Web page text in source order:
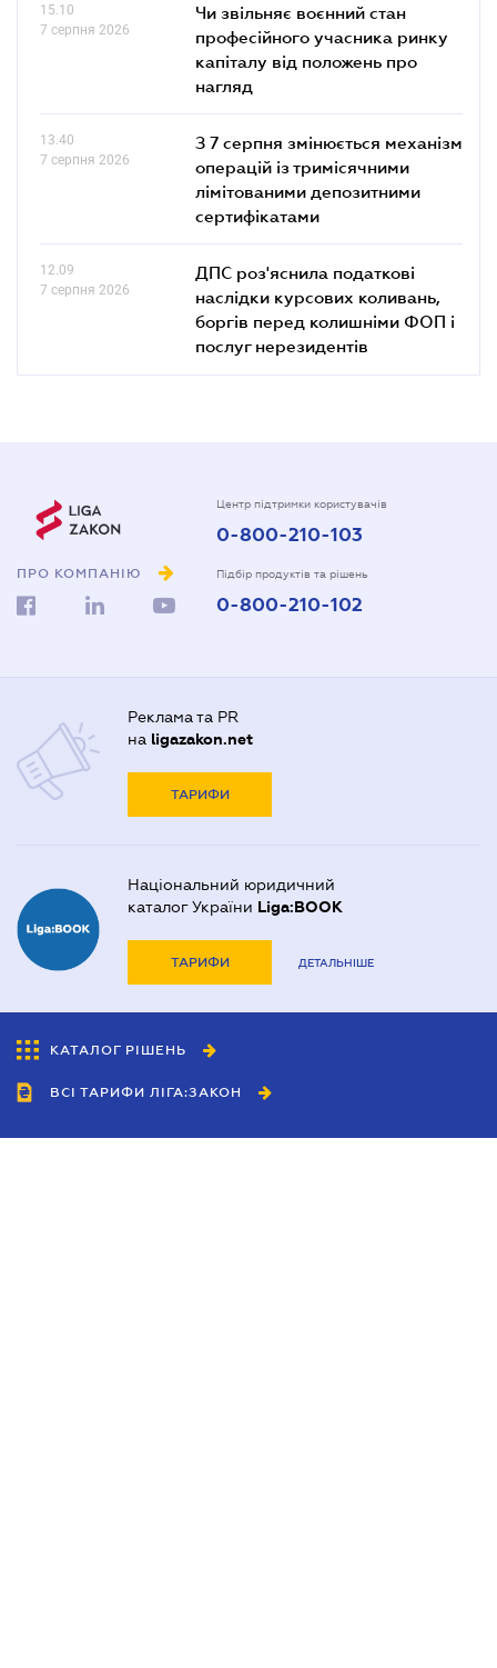
15.10
7 серпня 2026
Чи звільняє воєнний стан
професійного учасника ринку
капіталу від положень про
нагляд
13.40
7 серпня 2026
З 7 серпня змінюється механізм
операцій із тримісячними
лімітованими депозитними
сертифікатами
12.09
7 серпня 2026
ДПС роз'яснила податкові
наслідки курсових коливань,
боргів перед колишніми ФОП і
послуг нерезидентів
ПРО КОМПАНІЮ
Центр підтримки користувачів
0-800-210-103
Підбір продуктів та рішень
0-800-210-102
Реклама та PR
на ligazakon.net
ТАРИФИ
Національний юридичний
каталог України Liga:BOOK
ТАРИФИ ДЕТАЛЬНІШЕ
КАТАЛОГ РІШЕНЬ
ВСІ ТАРИФИ ЛІГА:ЗАКОН